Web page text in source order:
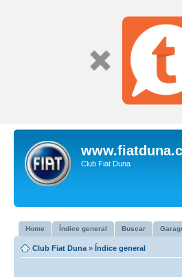
Club Fiat Duna
Home Índice general Buscar
Club Fiat Duna » Índice general